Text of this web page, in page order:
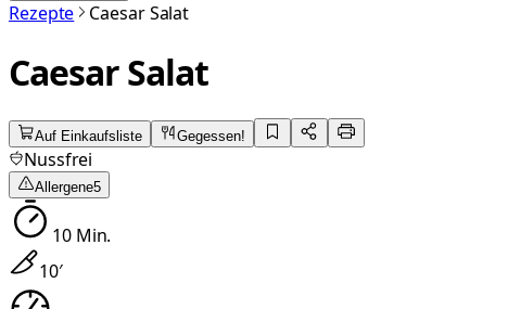
Rezepte Caesar Salat
Caesar Salat
Auf Einkaufsliste Gegessen!
Nussfrei
Allergene5
10Min.
10′